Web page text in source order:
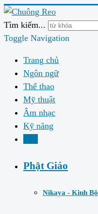
Tìm kiếm...
Toggle Navigation
Trang chủ
Ngôn ngữ
Thể thao
Mỹ thuật
Âm nhạc
Kỹ năng
Phật Giáo
Nikaya - Kinh Bộ